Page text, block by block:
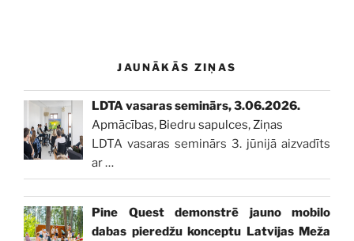
JAUNĀKĀS ZIŅAS
LDTA vasaras seminārs, 3.06.2026.
Apmācības, Biedru sapulces,Ziņas
LDTA vasaras seminārs 3. jūnijā aizvadīts
ar…
Pine Quest demonstrē jauno mobilo
dabas pieredžu konceptu Latvijas Meža